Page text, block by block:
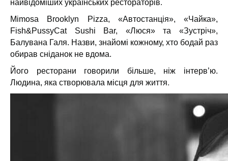
найвідоміших українських рестораторів.
Mimosa Brooklyn Pizza, «Автостанція», «Чайка»,
Fish&PussyCat Sushi Bar, «Люся» та «Зустріч»,
Балувана Галя. Назви, знайомі кожному, хто бодай раз
обирав сніданок не вдома.
Його ресторани говорили більше, ніж інтерв’ю.
Людина, яка створювала місця для життя.